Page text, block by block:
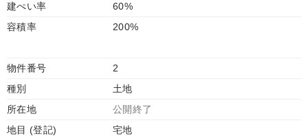
建ぺい率
60%
容積率
200%
物件番号
2
種別
土地
所在地
公開終了
地目 (登記)
宅地